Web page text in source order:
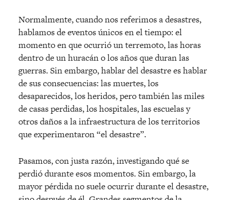
Normalmente, cuando nos referimos a desastres,
hablamos de eventos únicos en el tiempo: el
momento en que ocurrió un terremoto, las horas
dentro de un huracán o los años que duran las
guerras. Sin embargo, hablar del desastre es hablar
de sus consecuencias: las muertes, los
desaparecidos, los heridos, pero también las miles
de casas perdidas, los hospitales, las escuelas y
otros daños a la infraestructura de los territorios
que experimentaron “el desastre”.
Pasamos, con justa razón, investigando qué se
perdió durante esos momentos. Sin embargo, la
mayor pérdida no suele ocurrir durante el desastre,